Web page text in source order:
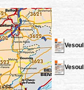
Vesoul
Vesoul